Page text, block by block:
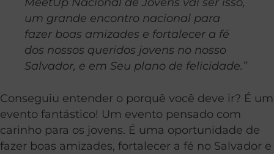
um grande encontro nacional para
fazer boas amizades e fortalecer a fé
dos nossos queridos jovens no nosso
Salvador, e em Seu plano de felicidade.”
Conseguiu entender o porquê você deve ir? É um
evento fantástico! Um evento pensado com
carinho para os jovens. É uma oportunidade de
fazer boas amizades, fortalecer a fé no Salvador e